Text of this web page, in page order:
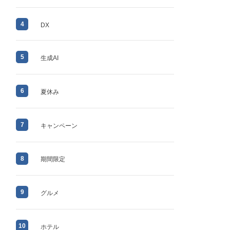
4 DX
5 生成AI
6 夏休み
7 キャンペーン
8 期間限定
9 グルメ
10 ホテル